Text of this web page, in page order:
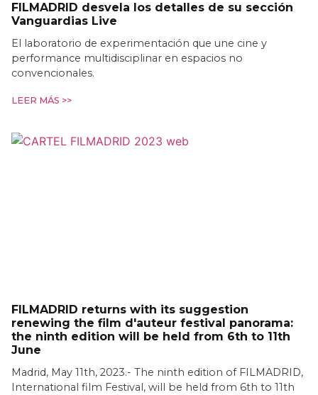
FILMADRID desvela los detalles de su sección
Vanguardias Live
El laboratorio de experimentación que une cine y
performance multidisciplinar en espacios no
convencionales.
LEER MÁS >>
FILMADRID returns with its suggestion
renewing the film d'auteur festival panorama:
the ninth edition will be held from 6th to 11th
June
Madrid, May 11th, 2023.- The ninth edition of FILMADRID,
International film Festival, will be held from 6th to 11th